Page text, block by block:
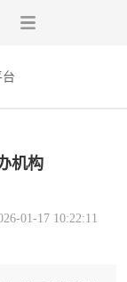
机构
01-17 10:22:11